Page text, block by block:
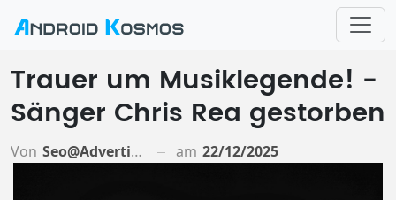
Trauer um Musiklegende! -
Sänger Chris Rea gestorben
Von Seo@advertiso.de am 22/12/2025